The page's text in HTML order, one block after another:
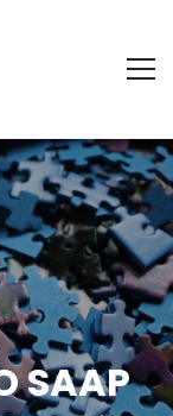
SAAP